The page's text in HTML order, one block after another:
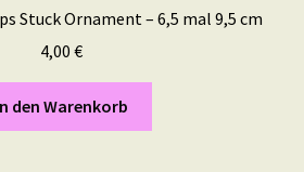
Stuck Ornament – 6,5 mal 9,5 cm
4,00 €
den Warenkorb